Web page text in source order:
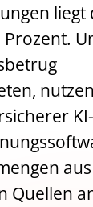
liegt
aus
Quellen